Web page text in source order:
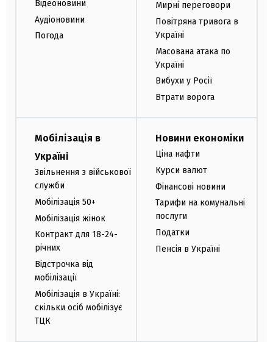
Відеоновини
Аудіоновини
Погода
Мирні переговори
Повітряна тривога в
Україні
Масована атака по
Україні
Вибухи у Росії
Втрати ворога
Мобілізація в
Україні
Звільнення з військової
служби
Мобілізація 50+
Мобілізація жінок
Контракт для 18-24-
річних
Відстрочка від
мобілізації
Мобілізація в Україні:
скільки осіб мобілізує
ТЦК
Новини економіки
Ціна нафти
Курси валют
Фінансові новини
Тарифи на комунальні
послуги
Податки
Пенсія в Україні